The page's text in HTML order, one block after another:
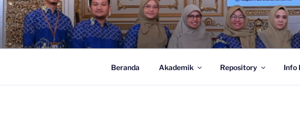
Skip
to
content
.:: PRODI DIII
| Universitas Baiturrahmah
Beranda Akademik Repository Info